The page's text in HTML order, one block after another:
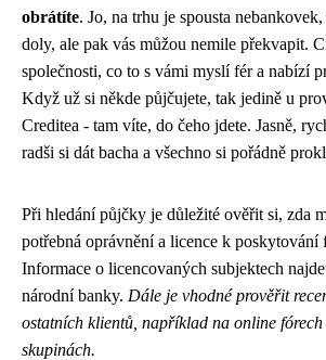
obrátíte. Jo, na trhu je spousta
doly, ale pak vás můžou nemile překvapit.
společnosti, co to s vámi myslí fér a nabízí
Když už si někde půjčujete, tak jedině u
Creditea - tam víte, do čeho jdete. Jasně,
radši si dát bacha a všechno si pořádně
Při hledání půjčky je důležité ověřit si, zda
potřebná oprávnění a licence k poskytování
Informace o licencovaných subjektech
národní banky. Dále je vhodné prověřit
ostatních klientů, například na online
skupinách.